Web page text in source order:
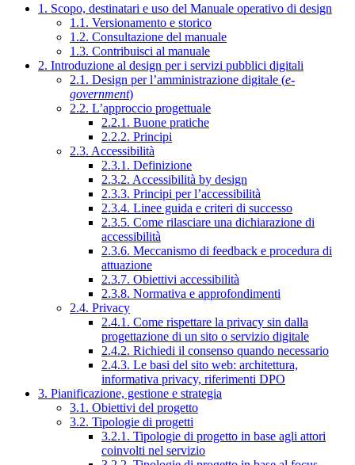
1. Scopo, destinatari e uso del Manuale operativo di design
1.1. Versionamento e storico
1.2. Consultazione del manuale
1.3. Contribuisci al manuale
2. Introduzione al design per i servizi pubblici digitali
2.1. Design per l’amministrazione digitale (e-
government)
2.2. L’approccio progettuale
2.2.1. Buone pratiche
2.2.2. Principi
2.3. Accessibilità
2.3.1. Definizione
2.3.2. Accessibilità by design
2.3.3. Principi per l’accessibilità
2.3.4. Linee guida e criteri di successo
2.3.5. Come rilasciare una dichiarazione di
accessibilità
2.3.6. Meccanismo di feedback e procedura di
attuazione
2.3.7. Obiettivi accessibilità
2.3.8. Normativa e approfondimenti
2.4. Privacy
2.4.1. Come rispettare la privacy sin dalla
progettazione di un sito o servizio digitale
2.4.2. Richiedi il consenso quando necessario
2.4.3. Le basi del sito web: architettura,
informativa privacy, riferimenti DPO
3. Pianificazione, gestione e strategia
3.1. Obiettivi del progetto
3.2. Tipologie di progetti
3.2.1. Tipologie di progetto in base agli attori
coinvolti nel servizio